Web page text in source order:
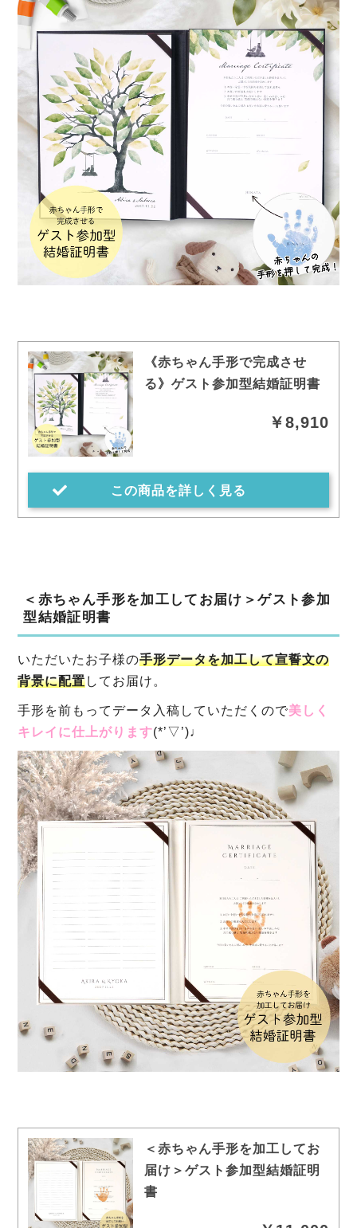
《赤ちゃん手形で完成させ
る》ゲスト参加型結婚証明書
￥8,910
この商品を詳しく見る
＜赤ちゃん手形を加工してお届け＞ゲスト参加
型結婚証明書
いただいたお子様の手形データを加工して宣誓文の
背景に配置してお届け。
手形を前もってデータ入稿していただくので美しく
キレイに仕上がります(*’▽’)♩
＜赤ちゃん手形を加工してお
届け＞ゲスト参加型結婚証明
書